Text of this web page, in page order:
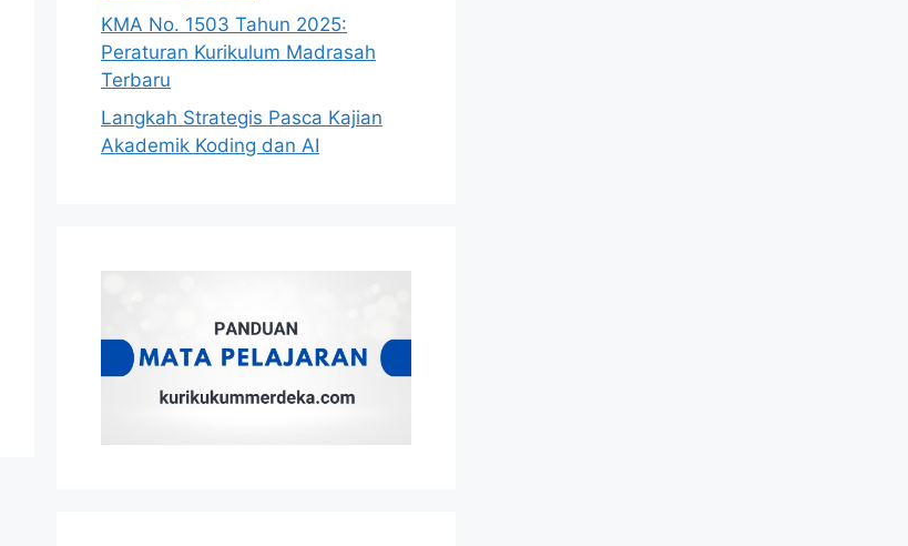
KMA No. 1503 Tahun 2025:
Peraturan Kurikulum Madrasah
Terbaru
Langkah Strategis Pasca Kajian
Akademik Koding dan AI